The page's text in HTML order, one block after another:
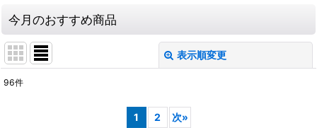
今月のおすすめ商品
表示順変更
96件
1 2 次»